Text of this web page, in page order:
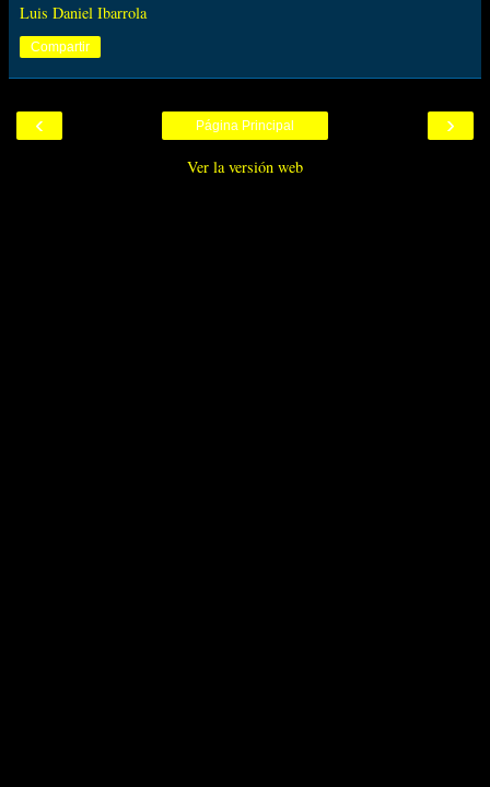
Luis Daniel Ibarrola
Compartir
‹ ›
Página Principal
Ver la versión web